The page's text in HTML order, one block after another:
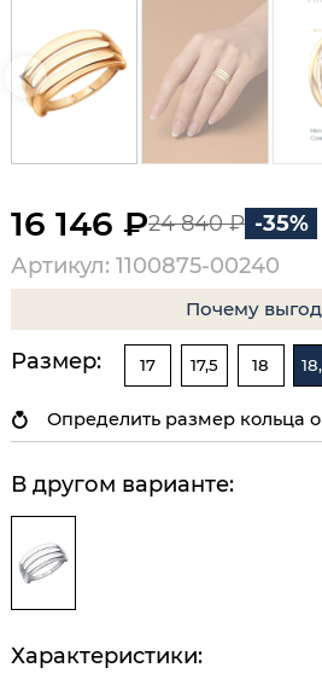
16 146 ₽24 840 ₽ -35%
Артикул: 1100875-00240
Почему
Размер: 17 17,5 18
Определить размер кольца
В другом варианте:
Характеристики: